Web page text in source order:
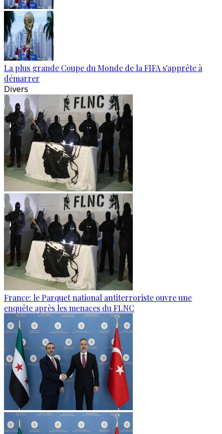
La plus grande Coupe du Monde de la FIFA s'apprête à
démarrer
Divers
France: le Parquet national antiterroriste ouvre une
enquête après les menaces du FLNC